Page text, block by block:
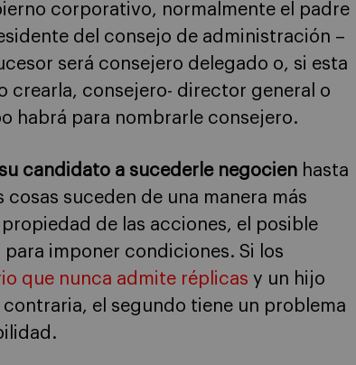
corporativo, normalmente el padre
del consejo de administración –
será consejero delegado o, si esta
crearla, consejero- director general o
habrá para nombrarle consejero.
candidato a sucederle negocien hasta
cosas suceden de una manera más
de las acciones, el posible
imponer condiciones. Si los
que nunca admite réplicas y un hijo
el segundo tiene un problema